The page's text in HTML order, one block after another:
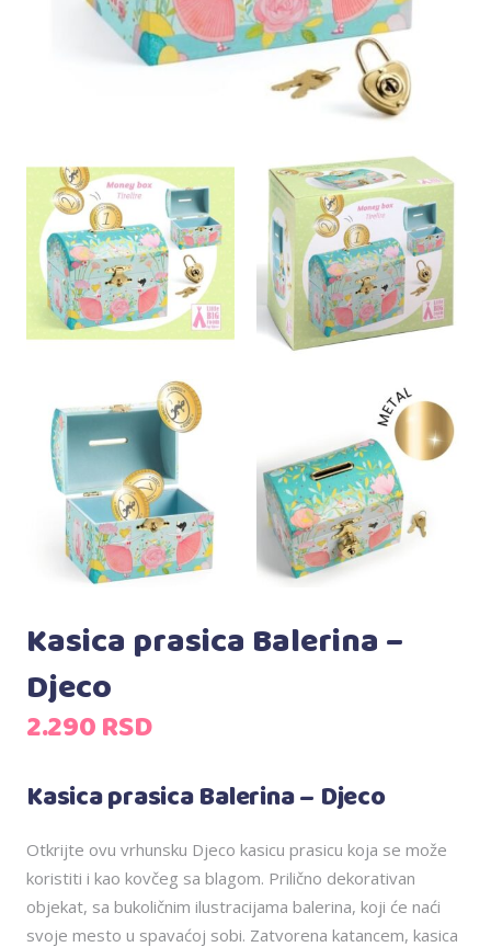
Kasica prasica Balerina –
Djeco
2.290RSD
Kasica prasica Balerina – Djeco
Otkrijte ovu vrhunsku Djeco kasicu prasicu koja se može
koristiti i kao kovčeg sa blagom. Prilično dekorativan
objekat, sa bukoličnim ilustracijama balerina, koji će naći
svoje mesto u spavaćoj sobi. Zatvorena katancem, kasica